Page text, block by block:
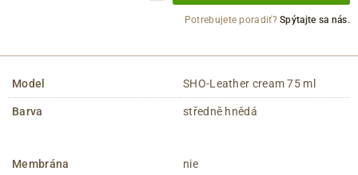
Potrebujete poradiť?Spýtajte sa nás.
Model SHO-Leather cream 75 ml
Barva středně hnědá
Membrána nie